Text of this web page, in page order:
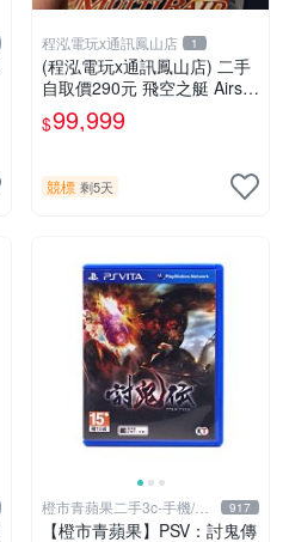
程泓電玩x通訊鳳山店 1
(程泓電玩x通訊鳳山店) 二手
自取價290元 飛空之艇 Airshi
p Q 中文版 FOR PS VITA
$99,999
競標 剩5天
橙市青蘋果二手3c-手機/相
機
917
【橙市青蘋果】PSV：討鬼傳